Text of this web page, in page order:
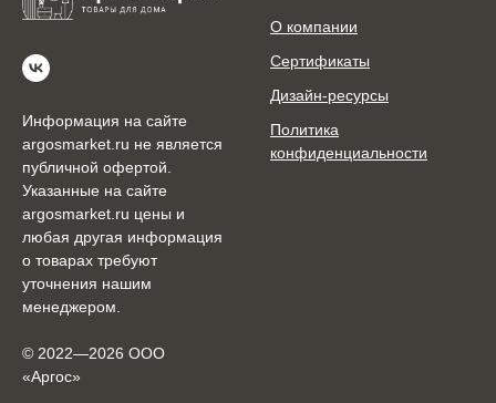
Информация на сайте
argosmarket.ru не является
публичной офертой.
Указанные на сайте
argosmarket.ru цены и
любая другая информация
о товарах требуют
уточнения нашим
менеджером.
© 2022—2026 ООО
«Аргоc»
О компании
Сертификаты
Дизайн-ресурсы
Политика
конфиденциальности